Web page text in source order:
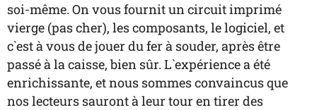
soi-même. On vous fournit un circuit imprimé
vierge (pas cher), les composants, le logiciel, et
c`est à vous de jouer du fer à souder, après être
passé à la caisse, bien sûr. L`expérience a été
enrichissante, et nous sommes convaincus que
nos lecteurs sauront à leur tour en tirer des